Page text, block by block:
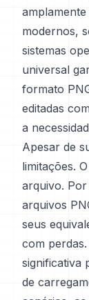
modernos,
sistemas
universal
formato
editadas
a
Apesar de
limitações.
arquivo.
arquivos
seus
com
significativa
de